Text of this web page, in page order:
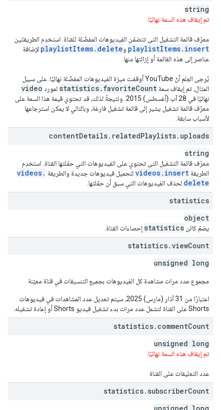
string
تم إيقاف هذه السمة نهائيًا.
معرّف قائمة التشغيل التي تتضمّن الفيديوهات المفضّلة للقناة. استخدِم الطريقتَين
playlistItems. insert و playlistItems. delete
لإضافة
عناصر إلى هذه القائمة أو إزالتها منها.
يُرجى العِلم أنّ YouTube أوقفت ميزة الفيديوهات المفضّلة نهائيًا. على سبيل
المثال، تم إيقاف سمة
statistics. favoriteCount لمورد video
نهائيًا في 28 آب (أغسطس) 2015. ونتيجةً لذلك، قد تحتوي قيمة هذا السمة على
معرّف قائمة تشغيل يشير إلى قائمة تشغيل فارغة، وبالتالي لا يمكن استرجاعها
لأسباب سابقة.
contentDetails. relatedPlaylists. uploads
string
معرّف قائمة التشغيل التي تحتوي على الفيديوهات التي حمّلتها القناة. استخدِم
الطريقة
videos. insert لتحميل فيديوهات جديدة والطريقة videos.
delete لحذف الفيديوهات التي سبق أن حمّلتها.
statistics
object
يضمّ كائن statistics إحصاءات القناة.
statistics.viewCount
unsigned long
مجموع عدد مرات مشاهدة كل الفيديوهات بجميع التنسيقات في قناة معيّنة
اعتبارًا من 31 آذار (مارس) 2025، سيتم تعديل عدد المشاهدات في فيديوهات
Shorts على القناة لتشمل عدد مرات بدء تشغيل فيديو Shorts أو إعادة تشغيله.
statistics. commentCount
unsigned long
تم إيقاف هذه السمة نهائيًا.
عدد التعليقات على القناة
statistics. subscriberCount